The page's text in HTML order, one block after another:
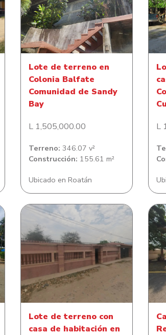
Lote de terreno en Colonia
Balfate Comunidad de
Sandy Bay
Lote de terreno en
Colonia Balfate
Comunidad de Sandy
Bay
L 1,505,000.00
Terreno: 346.07 v²
Construcción: 155.61 m²
Ubicado en Roatán
de
L
Lote de terreno con casa de
habitación en Colonia Jacobo
V Cárcamo
Lote de terreno con
casa de habitación en